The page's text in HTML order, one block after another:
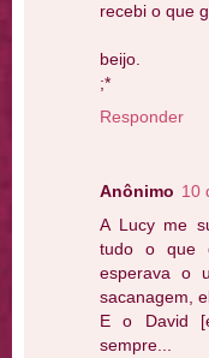
recebi o que
beijo.
;*
Responder
Anônimo 10
A Lucy me
tudo o que
esperava o
sacanagem,
E o David
sempre...